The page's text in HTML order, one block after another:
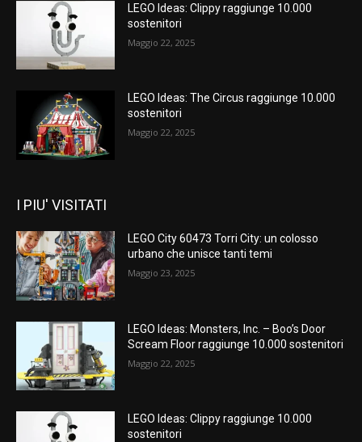
LEGO Ideas: Clippy raggiunge 10.000
sostenitori
Maggio 22, 2025
LEGO Ideas: The Circus raggiunge 10.000
sostenitori
Maggio 22, 2025
I PIU' VISITATI
LEGO City 60473 Torri City: un colosso
urbano che unisce tanti temi
Maggio 23, 2025
LEGO Ideas: Monsters, Inc. – Boo’s Door
Scream Floor raggiunge 10.000 sostenitori
Maggio 22, 2025
LEGO Ideas: Clippy raggiunge 10.000
sostenitori